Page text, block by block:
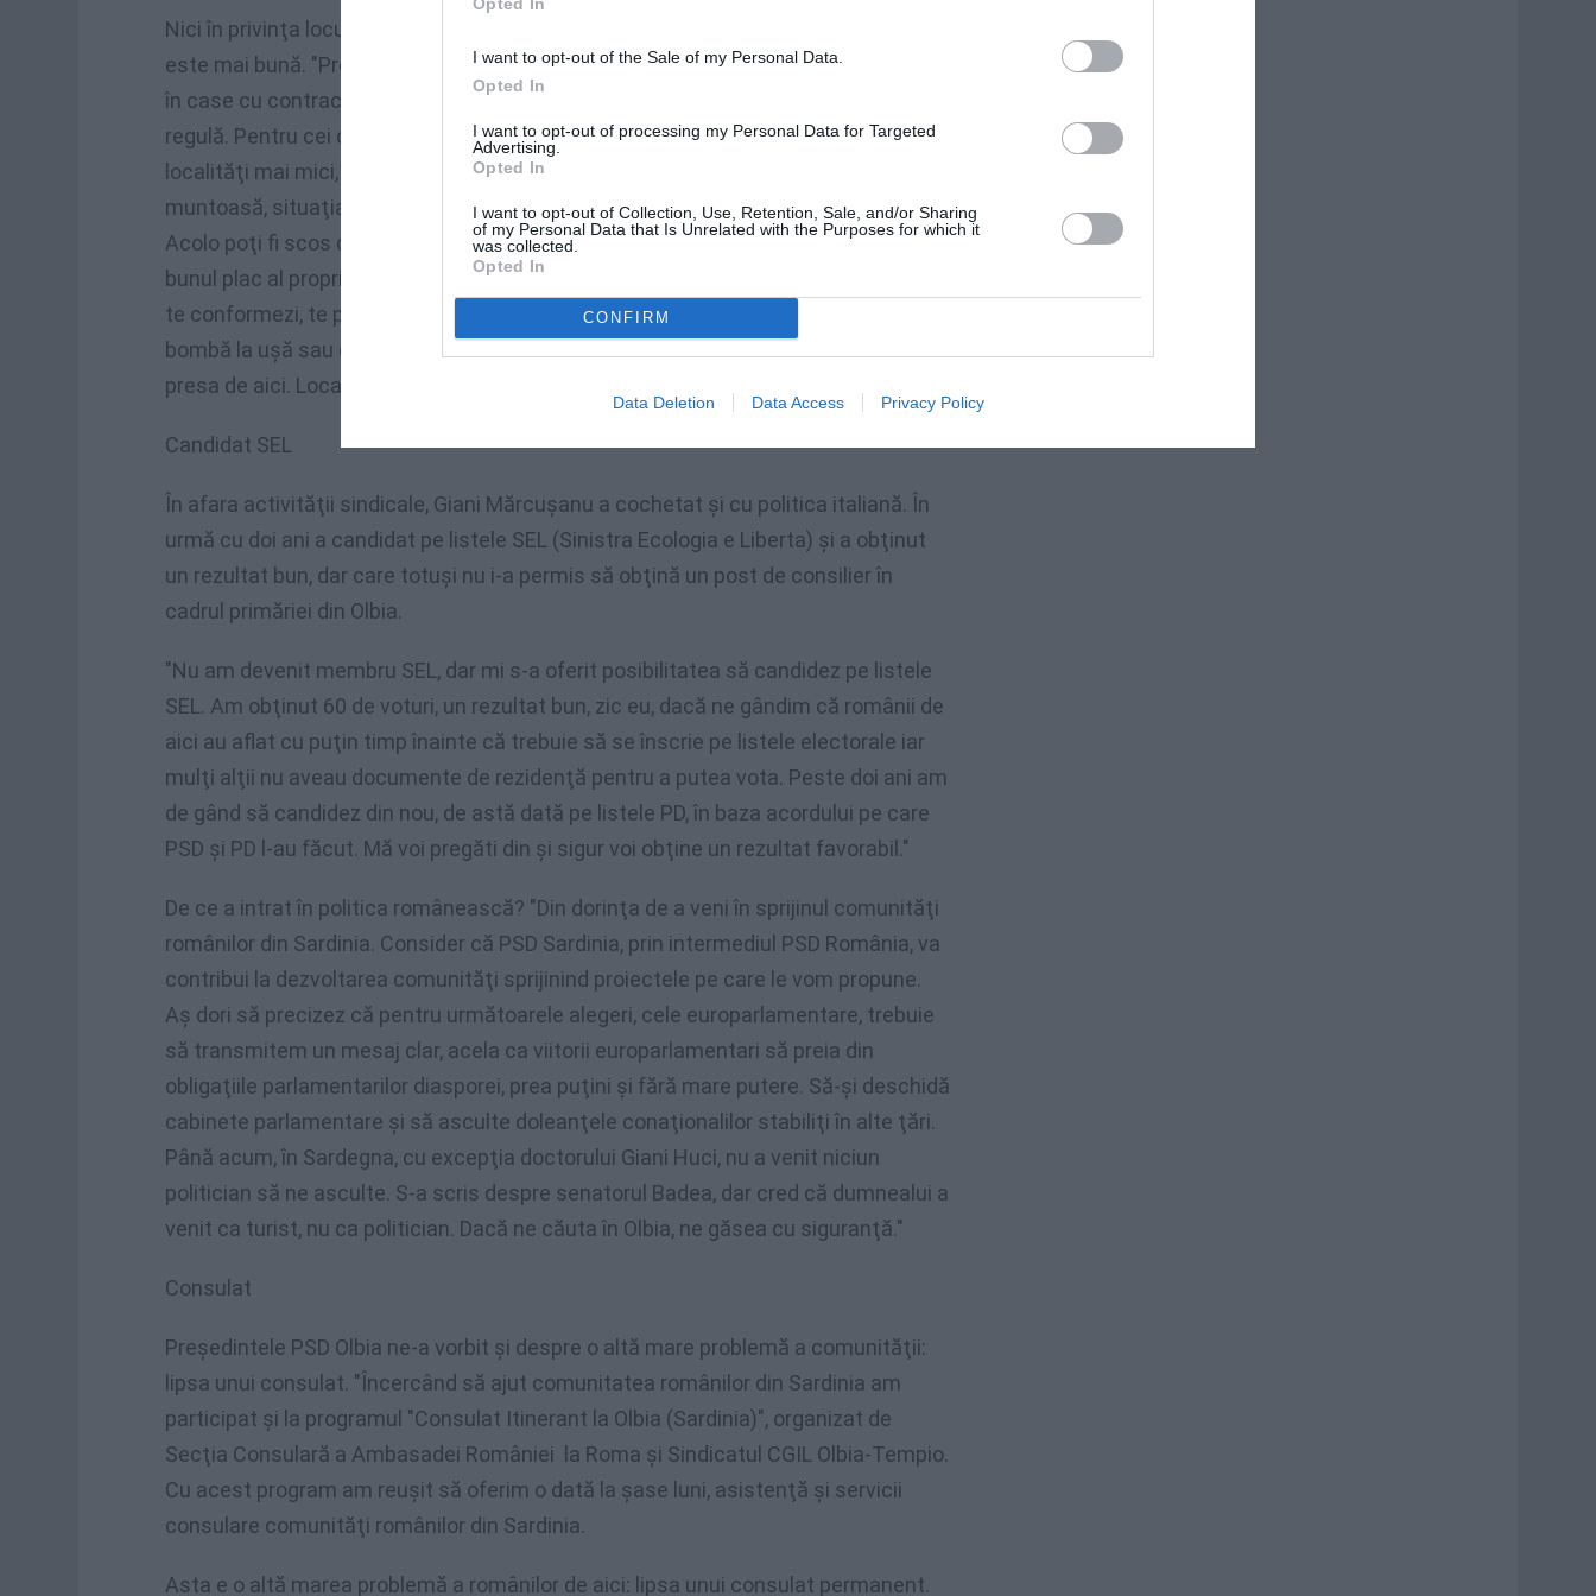
I want to opt-out of the Sale of my Personal Data.
Opted In
I want to opt-out of processing my Personal Data for Targeted
Advertising.
Opted In
I want to opt-out of Collection, Use, Retention, Sale, and/or Sharing
of my Personal Data that Is Unrelated with the Purposes for which it
was collected.
Opted In
CONFIRM
Data Deletion Data Access Privacy Policy
Nici în privinţa locuinţelor situaţia nu
este mai bună. "Prea puţini locuiesc
în case cu contracte de închiriere în
regulă. Pentru cei care trăiesc în
localităţi mai mici, spre zona
muntoasă, situaţia e dramatică.
Acolo poţi fi scos din casă după
bunul plac al proprietarilor. Dacă nu
te conformezi, te poţi trezi cu o
bombă la uşă sau cu maşina în flăcări. Au fost cazuri destule, descrise chiar şi în
presa de aici. Localnicii nu au frică de poliţie sau carabinieri."
Candidat SEL
În afara activităţii sindicale, Giani Mărcuşanu a cochetat şi cu politica italiană. În
urmă cu doi ani a candidat pe listele SEL (Sinistra Ecologia e Liberta) şi a obţinut
un rezultat bun, dar care totuşi nu i-a permis să obţină un post de consilier în
cadrul primăriei din Olbia.
"Nu am devenit membru SEL, dar mi s-a oferit posibilitatea să candidez pe listele
SEL. Am obţinut 60 de voturi, un rezultat bun, zic eu, dacă ne gândim că românii de
aici au aflat cu puţin timp înainte că trebuie să se înscrie pe listele electorale iar
mulţi alţii nu aveau documente de rezidenţă pentru a putea vota. Peste doi ani am
de gând să candidez din nou, de astă dată pe listele PD, în baza acordului pe care
PSD şi PD l-au făcut. Mă voi pregăti din şi sigur voi obţine un rezultat favorabil."
De ce a intrat în politica românească? "Din dorinţa de a veni în sprijinul comunităţi
românilor din Sardinia. Consider că PSD Sardinia, prin intermediul PSD România, va
contribui la dezvoltarea comunităţi sprijinind proiectele pe care le vom propune.
Aş dori să precizez că pentru următoarele alegeri, cele europarlamentare, trebuie
să transmitem un mesaj clar, acela ca viitorii europarlamentari să preia din
obligaţiile parlamentarilor diasporei, prea puţini şi fără mare putere. Să-şi deschidă
cabinete parlamentare şi să asculte doleanţele conaţionalilor stabiliţi în alte ţări.
Până acum, în Sardegna, cu excepţia doctorului Giani Huci, nu a venit niciun
politician să ne asculte. S-a scris despre senatorul Badea, dar cred că dumnealui a
venit ca turist, nu ca politician. Dacă ne căuta în Olbia, ne găsea cu siguranţă."
Consulat
Preşedintele PSD Olbia ne-a vorbit şi despre o altă mare problemă a comunităţii:
lipsa unui consulat. "Încercând să ajut comunitatea românilor din Sardinia am
participat şi la programul "Consulat Itinerant la Olbia (Sardinia)", organizat de
Secţia Consulară a Ambasadei României la Roma şi Sindicatul CGIL Olbia-Tempio.
Cu acest program am reuşit să oferim o dată la şase luni, asistenţă şi servicii
consulare comunităţi românilor din Sardinia.
Asta e o altă marea problemă a românilor de aici: lipsa unui consulat permanent.